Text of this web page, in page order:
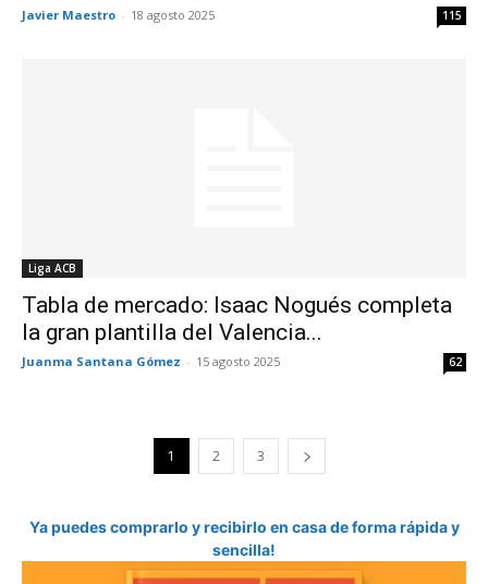
Javier Maestro - 18 agosto 2025 115
Liga ACB
Tabla de mercado: Isaac Nogués completa
la gran plantilla del Valencia...
Juanma Santana Gómez - 15 agosto 2025 62
1 2 3
Ya puedes comprarlo y recibirlo en casa de forma rápida y
sencilla!